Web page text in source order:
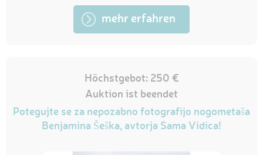
mehr erfahren
Höchstgebot: 250 €
Auktion ist beendet
Potegujte se za nepozabno fotografijo nogometaša
Benjamina Šeška, avtorja Sama Vidica!